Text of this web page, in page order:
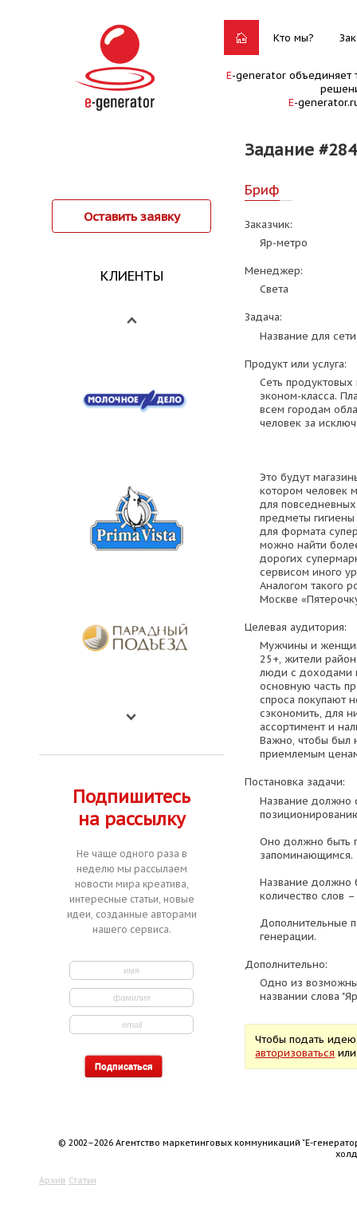
Кто мы?
E-generator объединяет
E-
Задание #284
Оставить заявку
КЛИЕНТЫ
Подпишитесь
на рассылку
Не чаще одного раза в
неделю мы рассылаем
новости мира креатива,
интересные статьи, новые
идеи, созданные авторами
нашего сервиса.
Бриф
Заказчик:
Яр-метро
Менеджер:
Света
Задача:
Название для
Продукт или услуга:
Cеть
эконом-класса.
всем городам
человек за
Это будут
котором человек
для
предметы
для формата
можно найти
дорогих
сервисом иного
Аналогом такого
Москве
Целевая аудитория:
Мужчины и
25+, жители
люди с доходами
основную часть
спроса покупают
сэкономить, для
ассортимент и
Важно, чтобы
приемлемым
Постановка задачи:
Название должно
Оно должно быть
запоминающимся.
Название должно
количество слов
Дополнительные
генерации.
Дополнительно:
Одно из
названии слова
Чтобы подать
авторизоваться
© 2002–2026 Агентство маркетинговых коммуникаций "Е-
Архив Статьи